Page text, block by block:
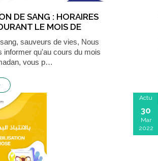
DE SANG : HORAIRES
LE MOIS DE
sauveurs de vies, Nous
informer qu'au cours du mois
vous p…
Actu
30
Mar
2022